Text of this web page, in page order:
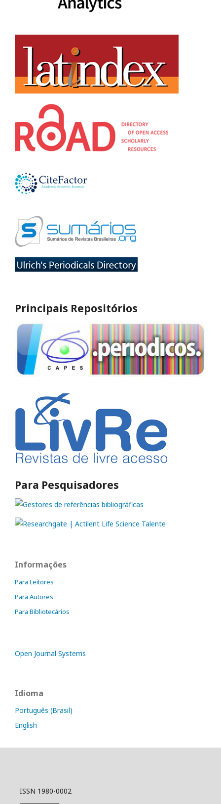
Principais Repositórios
Para Pesquisadores
Informações
Para Leitores
Para Autores
Para Bibliotecários
Open Journal Systems
Idioma
Português (Brasil)
English
ISSN 1980-0002